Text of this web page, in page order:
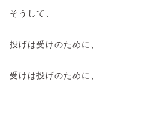
そうして、
投げは受けのために、
受けは投げのために、